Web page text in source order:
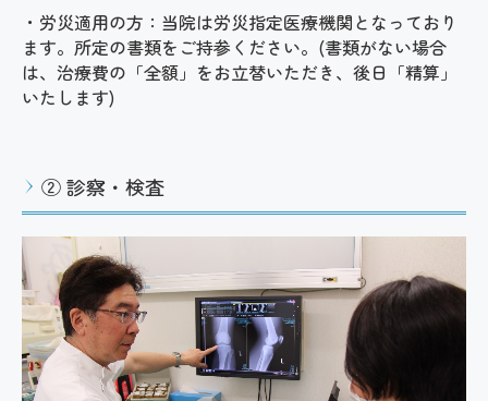
・労災適用の方：当院は労災指定医療機関となっており
ます。所定の書類をご持参ください。 (書類がない場合
は、治療費の「全額」をお立替いただき、後日「精算」
いたします)
② 診察・検査